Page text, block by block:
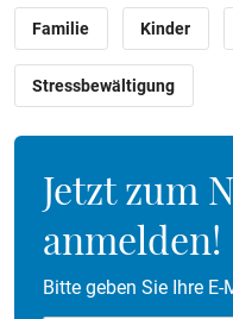
Familie Kinder
Stressbewältigung
Jetzt zum
anmelden!
Bitte geben Sie Ihre E-